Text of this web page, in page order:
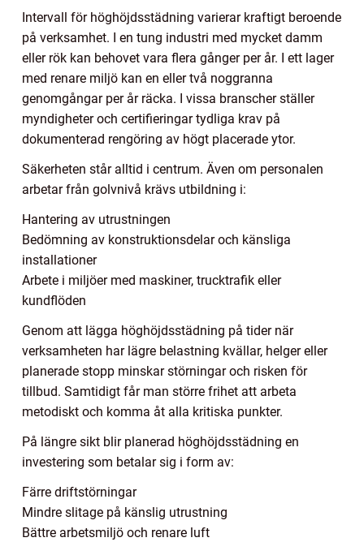
Intervall för höghöjdsstädning varierar kraftigt beroende
på verksamhet. I en tung industri med mycket damm
eller rök kan behovet vara flera gånger per år. I ett lager
med renare miljö kan en eller två noggranna
genomgångar per år räcka. I vissa branscher ställer
myndigheter och certifieringar tydliga krav på
dokumenterad rengöring av högt placerade ytor.
Säkerheten står alltid i centrum. Även om personalen
arbetar från golvnivå krävs utbildning i:
Hantering av utrustningen
Bedömning av konstruktionsdelar och känsliga
installationer
Arbete i miljöer med maskiner, trucktrafik eller
kundflöden
Genom att lägga höghöjdsstädning på tider när
verksamheten har lägre belastning kvällar, helger eller
planerade stopp minskar störningar och risken för
tillbud. Samtidigt får man större frihet att arbeta
metodiskt och komma åt alla kritiska punkter.
På längre sikt blir planerad höghöjdsstädning en
investering som betalar sig i form av:
Färre driftstörningar
Mindre slitage på känslig utrustning
Bättre arbetsmiljö och renare luft